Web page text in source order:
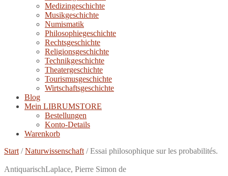
Medizingeschichte
Musikgeschichte
Numismatik
Philosophiegeschichte
Rechtsgeschichte
Religionsgeschichte
Technikgeschichte
Theatergeschichte
Tourismusgeschichte
Wirtschaftsgeschichte
Blog
Mein LIBRUMSTORE
Bestellungen
Konto-Details
Warenkorb
Start /Naturwissenschaft /Essai philosophique sur les probabilités.
AntiquarischLaplace, Pierre Simon de